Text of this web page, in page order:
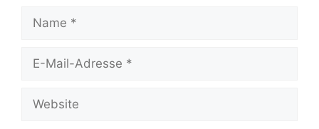
Name
Website